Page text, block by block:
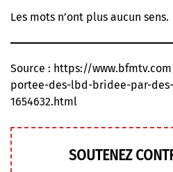
Les mots n’ont plus aucun sens.
Source : https://
portee-des-lbd-bridee-par-
1654632.html
SOUTENEZ